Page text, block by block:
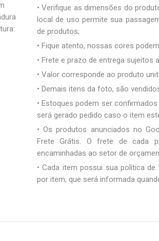
• Verifique as dimensões do
local de uso permite sua
de produtos;
• Fique atento, nossas cores
• Frete e prazo de entrega sujeitos
• Valor corresponde ao produto
• Demais itens da foto, são
• Estoques podem ser
será gerado pedido caso o item
• Os produtos anunciados no
Frete Grátis. O frete de cada
encaminhadas ao setor de
• Cada item possui sua política
por item, que será informada